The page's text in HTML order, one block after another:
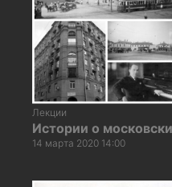
Лекции
Истории о
14 марта 2020 14:00